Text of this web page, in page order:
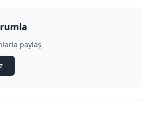
paylaş